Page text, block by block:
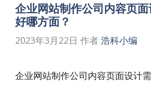
企业网站制作公司内容页
好哪方面？
2023年3月22日 作者 浩科小编
企业网站制作公司内容页面设计